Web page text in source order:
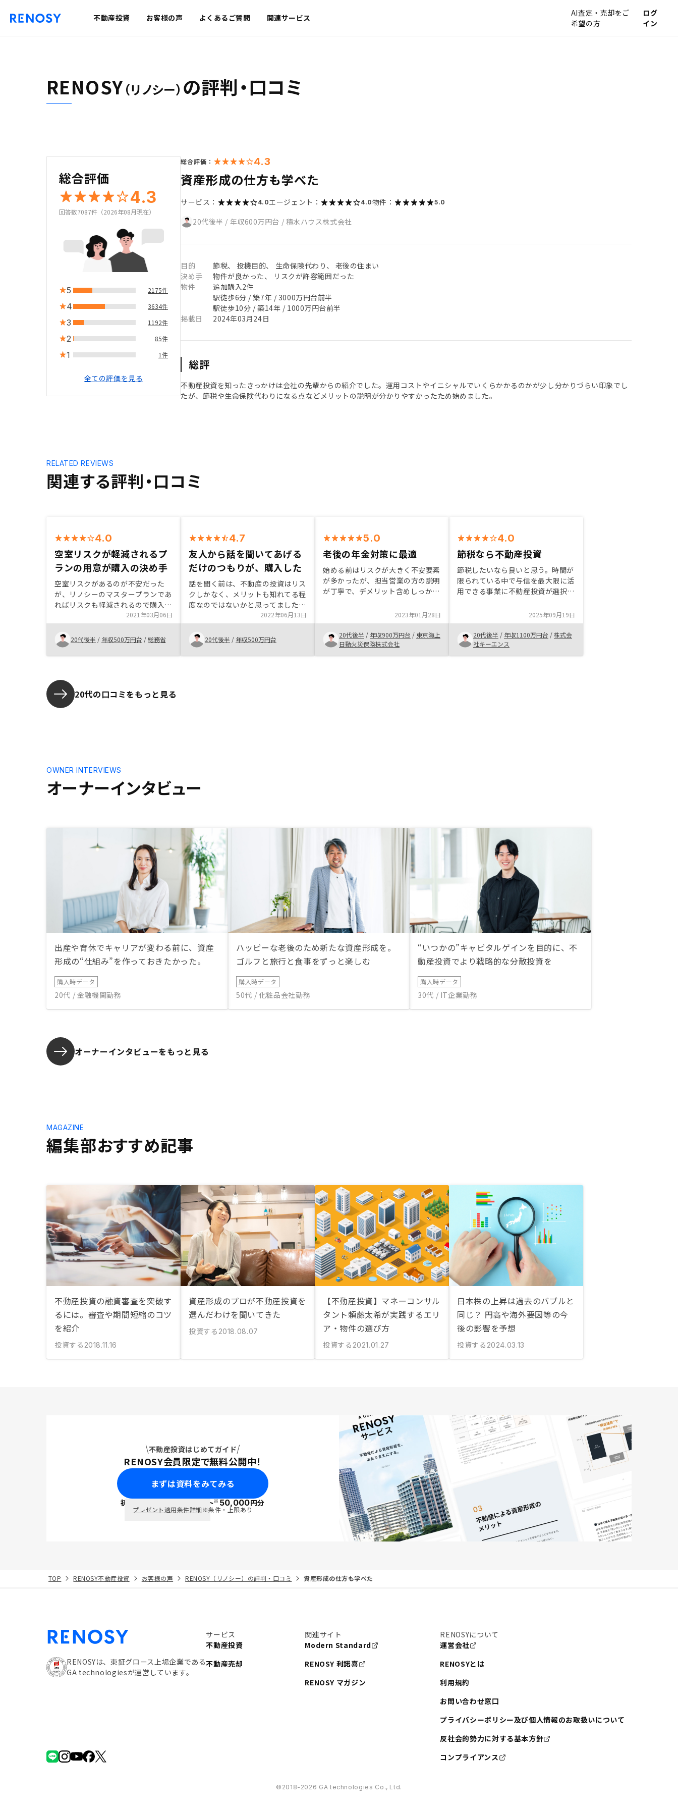
不動産投資 お客様の声 よくあるご質問 関連サービス
AI査定・売却をご
希望の方
ログ
イン
RENOSY（リノシー） の評判・口コミ
総合評価
4.3
回答数7087件（2026年08月現在）
5 2175件
4 3634件
3 1192件
2 85件
1 1件
全ての評価を見る
総合評価： 4.3
資産形成の仕方も学べた
サービス： 4.0エージェント： 4.0物件： 5.0
20代後半 / 年収600万円台 / 積水ハウス株式会社
目的
節税、 投機目的、 生命保険代わり、 老後の住まい
決め手
物件が良かった、 リスクが許容範囲だった
物件
追加購入2件
駅徒歩6分 / 築7年 / 3000万円台前半
駅徒歩10分 / 築14年 / 1000万円台前半
掲載日
2024年03月24日
総評
不動産投資を知ったきっかけは会社の先輩からの紹介でした。運用コストやイニシャルでいくらかかるのかが少し分かりづらい印象でし
たが、節税や生命保険代わりになる点などメリットの説明が分かりやすかったため始めました。
関連する評判・口コミ
RELATED REVIEWS
4.0
空室リスクが軽減されるプ
ランの用意が購入の決め手
空室リスクがあるのが不安だった
が、リノシーのマスタープランであ
ればリスクも軽減されるので購入に
2021年03月06日
20代後半 / 年収500万円台 /総務省
4.7
友人から話を聞いてあげる
だけのつもりが、購入した
話を聞く前は、不動産の投資はリス
クしかなく、メリットも知れてる程
度なのではないかと思ってました。
ただ、話を聞くうちにリスクはある
が、そこまで敏感になる必要がある
ものではないということ、メリット
が圧倒的に多いことを知りました。
営業担当者さんも、リスクメリット
2022年06月13日
20代後半 / 年収500万円台
5.0
老後の年金対策に最適
始める前はリスクが大きく不安要素
が多かったが、担当営業の方の説明
が丁寧で、デメリット含めしっかり
約した。また、想定していたよりも
手続きが煩雑ではなかった点が良か
ったと感じる。
2023年01月28日
20代後半 / 年収900万円台 / 東京海上
日動火災保険株式会社
4.0
節税なら不動産投資
節税したいなら良いと思う。時間が
限られている中で与信を最大限に活
用できる事業に不動産投資が選択肢
は、周辺の家賃相場を意識して、今
後も上昇の余地があるか確認しなが
ら物件を購入すると良いと思います
金利や税金に関する知識をより専門
的に提案できる会社になってほし
2025年09月19日
20代後半 / 年収1100万円台 /株式会
社キーエンス
20代の口コミをもっと見る
オーナーインタビュー
OWNER INTERVIEWS
出産や育休でキャリアが変わる前に、資産
形成の“仕組み”を作っておきたかった。
購入時データ
20代 / 金融機関勤務
ハッピーな老後のため新たな資産形成を。
ゴルフと旅行と食事をずっと楽しむ
購入時データ
50代 / 化粧品会社勤務
“いつかの”キャピタルゲインを目的に、不
動産投資でより戦略的な分散投資を
購入時データ
30代 / IT企業勤務
オーナーインタビューをもっと見る
編集部おすすめ記事
MAGAZINE
不動産投資の融資審査を突破す
るには。審査や期間短縮のコツ
を紹介
投資する 2018.11.16
資産形成のプロが不動産投資を
選んだわけを聞いてきた
投資する 2018.08.07
【不動産投資】マネーコンサル
タント頼藤太希が実践するエリ
ア・物件の選び方
投資する 2021.01.27
日本株の上昇は過去のバブルと
同じ？ 円高や海外要因等の今
後の影響を予想
投資する 2024.03.13
不動産投資はじめてガイド
RENOSY会員限定で無料公開中！
まずは資料をみてみる
初回面談で ポイント※50,000円分
プレゼント適用条件詳細※条件・上限あり
TOP RENOSY不動産投資 お客様の声 RENOSY（リノシー）の評判・口コミ 資産形成の仕方も学べた
RENOSYは、東証グロース上場企業である
GA technologiesが運営しています。
サービス
不動産投資
不動産売却
関連サイト
Modern Standard
RENOSY 利諾喜
RENOSY マガジン
RENOSYについて
運営会社
RENOSYとは
利用規約
お問い合わせ窓口
プライバシーポリシー及び個人情報のお取扱いについて
反社会的勢力に対する基本方針
コンプライアンス
©︎2018-2026 GA technologies Co., Ltd.